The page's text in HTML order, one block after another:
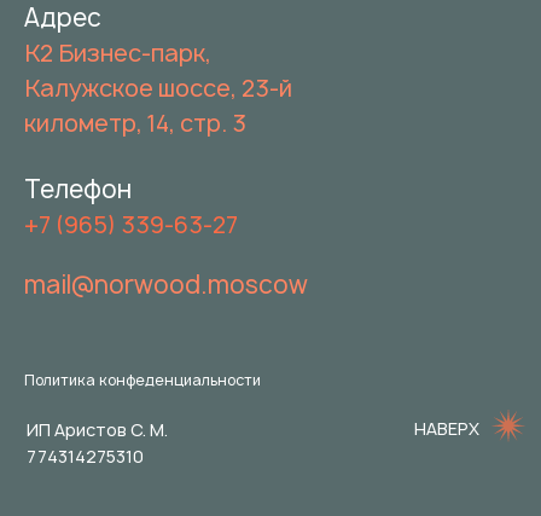
ИП Аристов С. М.
774314275310
Адрес
К2 Бизнес-парк,
Калужское шоссе, 23-й
километр, 14, стр. 3
Телефон
+7 (965) 339-63-27
Политика конфеденциальности
НАВЕРХ
mail@norwood.moscow